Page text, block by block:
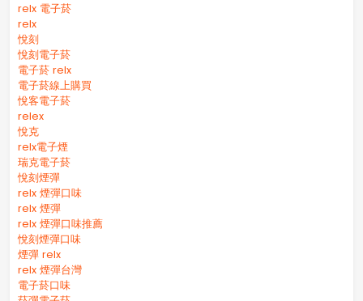
relx 電子菸
relx
悅刻
悅刻電子菸
電子菸 relx
電子菸線上購買
悅客電子菸
relex
悅克
relx電子煙
瑞克電子菸
悅刻煙彈
relx 煙彈口味
relx 煙彈
relx 煙彈口味推薦
悅刻煙彈口味
煙彈 relx
relx 煙彈台灣
電子菸口味